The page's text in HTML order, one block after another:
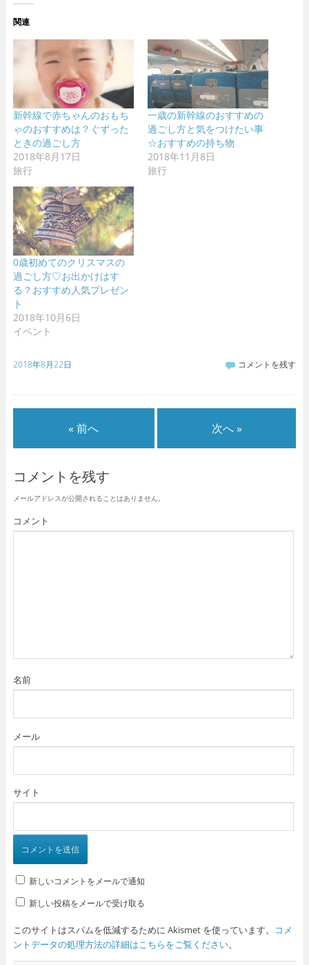
関連
新幹線で赤ちゃんのおもち
ゃのおすすめは？ぐずった
ときの過ごし方
2018年8月17日
旅行
一歳の新幹線のおすすめの
過ごし方と気をつけたい事
☆おすすめの持ち物
2018年11月8日
旅行
0歳初めてのクリスマスの
過ごし方♡お出かけはす
る？おすすめ人気プレゼン
ト
2018年10月6日
イベント
2018年8月22日 コメントを残す
« 前へ 次へ »
コメントを残す
メールアドレスが公開されることはありません。
コメント
名前
メール
サイト
新しいコメントをメールで通知
新しい投稿をメールで受け取る
このサイトはスパムを低減するために Akismet を使っています。
コメ
ントデータの処理方法の詳細はこちらをご覧ください。